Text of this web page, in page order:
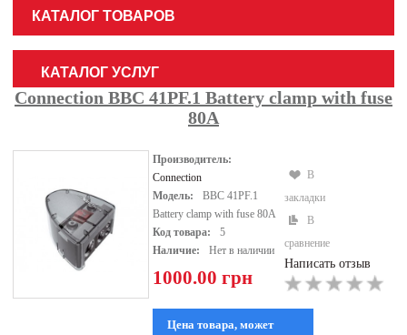
КАТАЛОГ ТОВАРОВ
КАТАЛОГ УСЛУГ
Connection BBC 41PF.1 Battery clamp with fuse
80A
Производитель:
Connection
Модель:
BBC 41PF.1
Battery clamp with fuse 80A
Код товара:
5
Наличие:
Нет в наличии
1000.00 грн
Цена товара, может
В
закладки
В
сравнение
Написать отзыв